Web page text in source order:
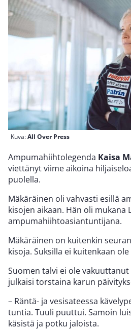
Kuva:All Over Press
Ampumahiihtolegenda Kaisa
viettänyt viime aikoina
puolella.
Mäkäräinen oli vahvasti esillä
kisojen aikaan. Hän oli mukana
ampumahiihtoasiantuntijana.
Mäkäräinen on kuitenkin
kisoja. Suksilla ei kuitenkaan
Suomen talvi ei ole
julkaisi torstaina karun
– Räntä- ja vesisateessa
tuntia. Tuuli puuttui. Samoin
käsistä ja potku jaloista.